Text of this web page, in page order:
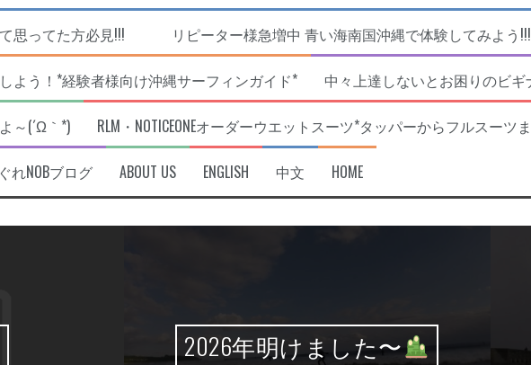
て思ってた方必見!!! リピーター様急増中 青い海南国沖縄で体験してみよう!!!
よう！*経験者様向け沖縄サーフィンガイド* 中々上達しないとお困りのビギ
～(´Ω｀*) RLM・NOTICEONEオーダーウエットスーツ*タッパーからフルスーツ
れNOBブログ ABOUT US ENGLISH 中文 HOME
2026年明けました〜